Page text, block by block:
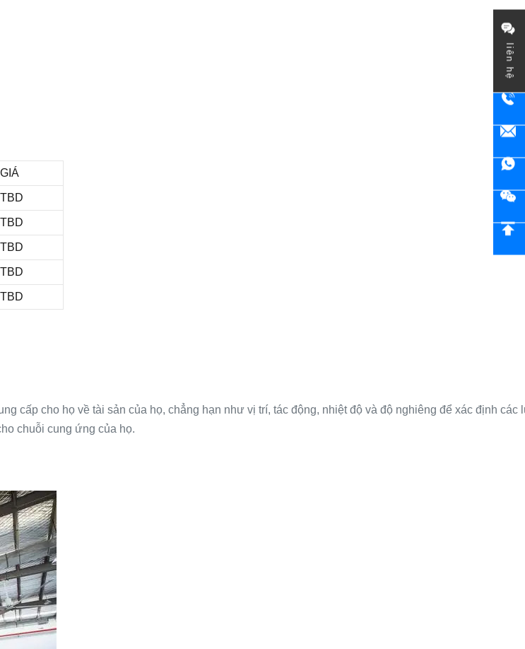
liên hệ
GIÁ
TBD
TBD
TBD
TBD
TBD
cấp cho họ về tài sản của họ, chẳng hạn như vị trí, tác động, nhiệt độ và độ nghiêng để xác định các
chuỗi cung ứng của họ.